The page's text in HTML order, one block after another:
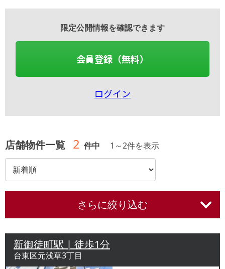
限定公開情報を確認できます
会員登録（無料）
ログイン
店舗物件一覧 2 件中 1 ～2件を表示
さらに絞り込む
新御徒町駅 | 徒歩1分
台東区元浅草3丁目